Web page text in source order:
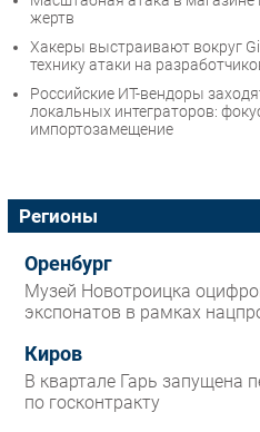
жертв
Хакеры выстраивают вокруг
технику атаки на
Российские ИТ-вендоры
локальных интеграторов:
импортозамещение
Регионы
Оренбург
Музей Новотроицка
экспонатов в рамках
Киров
В квартале Гарь запущена
по госконтракту